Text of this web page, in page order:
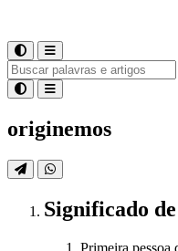
originemos
Significado de
Primeira pessoa